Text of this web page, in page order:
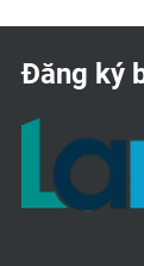
Đăng ký